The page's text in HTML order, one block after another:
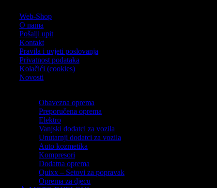
Web-Shop
O nama
Pošalji upit
Kontakt
Pravila i uvjeti poslovanja
Privatnost podataka
Kolačići (cookies)
Novosti
Obavezna oprema
Preporučena oprema
Elektro
Vanjski dodatci za vozila
Unutarnji dodatci za vozila
Auto kozmetika
Kompresori
Dodatna oprema
Quixx – Setovi za popravak
Oprema za djecu